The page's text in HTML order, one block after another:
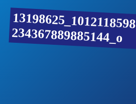
234367889885144_o